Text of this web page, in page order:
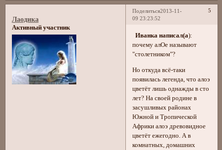
Поделиться 5
2013-11-
09 23:23:52
Лаодика
Активный участник
Иванка написал(а):
почему алОе называют
"столетником"?
Но откуда всё-таки
появилась легенда, что алоэ
цветёт лишь однажды в сто
лет? На своей родине в
засушливых районах
Южной и Тропической
Африки алоэ древовидное
цветёт ежегодно. А в
комнатных, домашних